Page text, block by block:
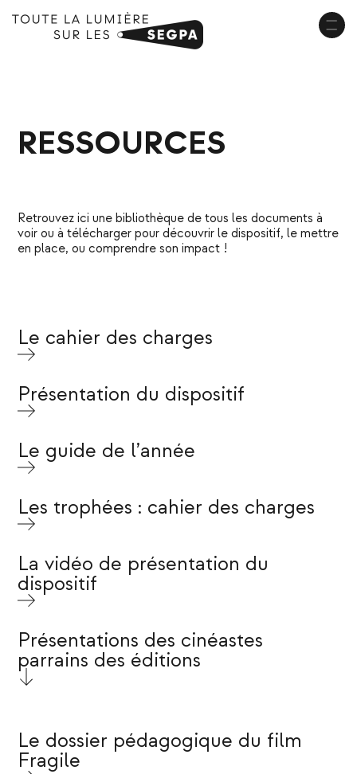
RESSOURCES
Retrouvez ici une bibliothèque de tous les documents à
voir ou à télécharger pour découvrir le dispositif, le mettre
en place, ou comprendre son impact !
Le cahier des charges
Présentation du dispositif
Le guide de l’année
Les trophées : cahier des charges
La vidéo de présentation du
dispositif
Présentations des cinéastes
parrains des éditions
Le dossier pédagogique du film
Fragile